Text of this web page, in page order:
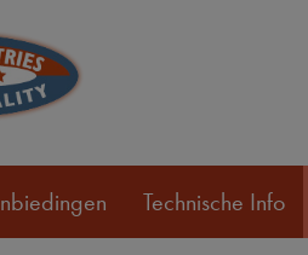
Technische Info